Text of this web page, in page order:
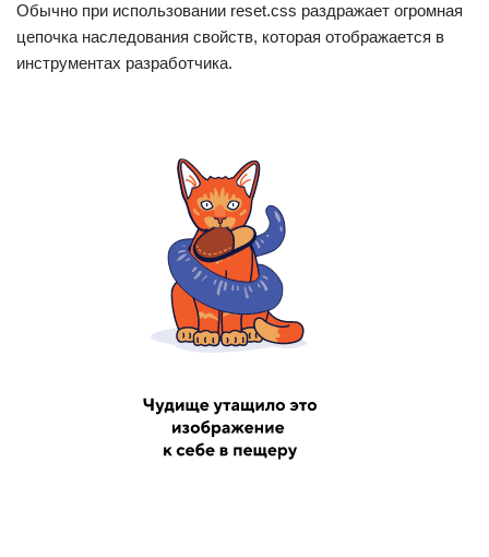
Обычно при использовании reset.css раздражает огромная
цепочка наследования свойств, которая отображается в
инструментах разработчика.